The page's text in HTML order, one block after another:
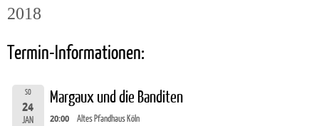
2018
Termin-Informationen:
SO
24
JAN
Margaux und die Banditen
20:00 Altes Pfandhaus Köln